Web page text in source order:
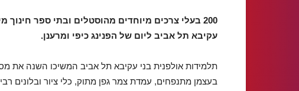
200 בעלי צרכים מיוחדים מהוסטלים ובתי ספר חינוך
עקיבא תל אביב ליום של הפנינג כיפי ומרענן.
תלמידות אולפנית בני עקיבא תל אביב המשיכו השנה את